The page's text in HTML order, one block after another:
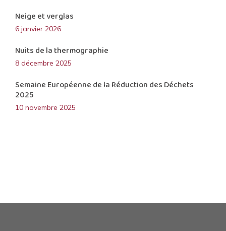
Neige et verglas
6 janvier 2026
Nuits de la thermographie
8 décembre 2025
Semaine Européenne de la Réduction des Déchets
2025
10 novembre 2025